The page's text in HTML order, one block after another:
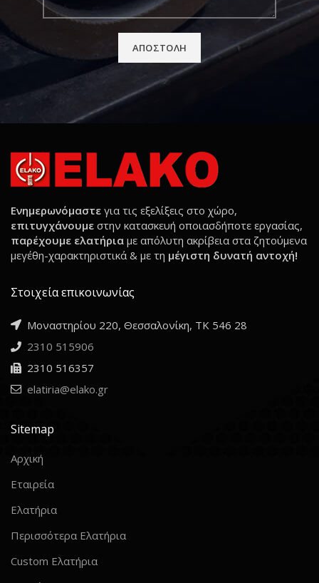
Ενημερωνόμαστε για τις εξελίξεις στο χώρο,
επιτυγχάνουμε στην κατασκευή οποιασδήποτε εργασίας,
παρέχουμε ελατήρια με απόλυτη ακρίβεια στα ζητούμενα
μεγέθη-χαρακτηριστικά & με τη μέγιστη δυνατή αντοχή!
Στοιχεία επικοινωνίας
Μοναστηρίου 220, Θεσσαλονίκη, ΤΚ 546 28
2310 515906
2310 516357
elatiria@elako.gr
Sitemap
Αρχική
Εταιρεία
Ελατήρια
Περισσότερα Ελατήρια
Custom Ελατήρια